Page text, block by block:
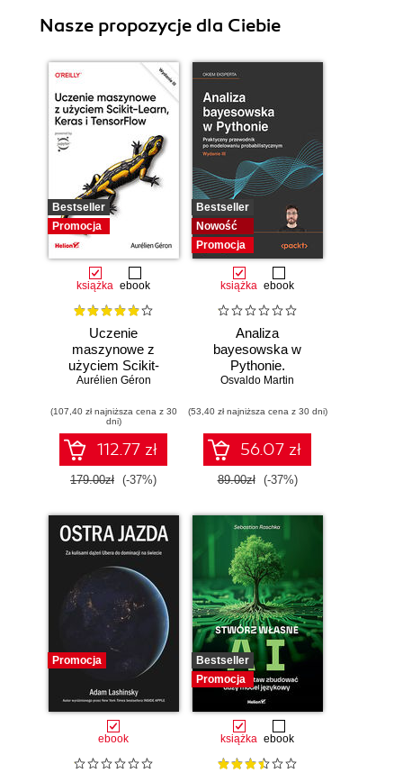
Nasze propozycje dla Ciebie
Bestseller
Promocja
książka ebook
Uczenie
maszynowe z
użyciem Scikit-
Learn, Keras i
Wydanie III
Aurélien Géron
(107,40 zł najniższa cena z 30
dni)
112.77 zł
179.00zł (-37%)
Bestseller
Nowość
Promocja
książka ebook
Analiza
bayesowska w
Pythonie.
Praktyczny
modelowaniu
probabilistycznym.
Wydanie III
Osvaldo Martin
(53,40 zł najniższa cena z 30 dni)
56.07 zł
89.00zł (-37%)
Promocja
ebook
Bestseller
Promocja
książka ebook